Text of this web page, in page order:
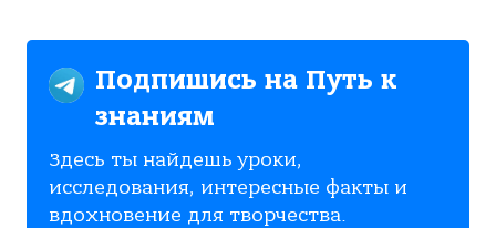
Подпишись на Путь к
знаниям
Здесь ты найдешь уроки,
исследования, интересные факты и
вдохновение для творчества.